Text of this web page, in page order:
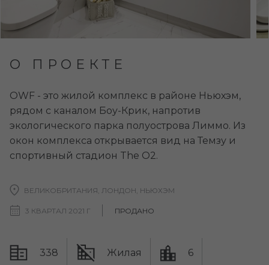
О ПРОЕКТЕ
OWF - это жилой комплекс в районе Ньюхэм,
рядом с каналом Боу-Крик, напротив
экологического парка полуострова Лиммо. Из
окон комплекса открывается вид на Темзу и
спортивный стадион The O2.
ВЕЛИКОБРИТАНИЯ, ЛОНДОН, НЬЮХЭМ
3 КВАРТАЛ 2021 Г ПРОДАНО
338 Жилая 6